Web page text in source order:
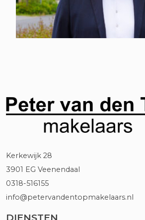
Kerkewijk 28
3901 EG Veenendaal
0318-516155
info@petervandentopmakelaars.nl
DIENSTEN